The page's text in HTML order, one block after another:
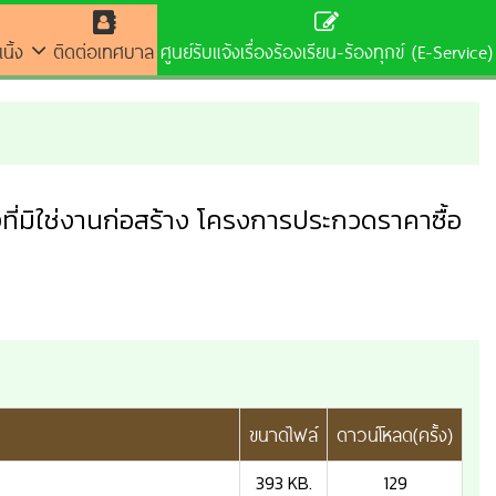
ง ติดต่อเทศบาล ศูนย์รับแจ้งเรื่องร้องเรียน-ร้องทุกข์ (E-Service)
ใช่งานก่อสร้าง โครงการประกวดราคาซื้อ
ขนาดไฟล์ ดาวน์โหลด(ครั้ง)
393 KB. 129